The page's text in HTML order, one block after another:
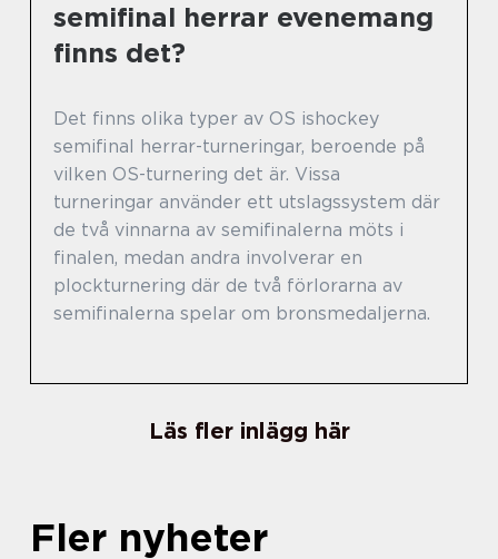
semifinal herrar evenemang
finns det?
Det finns olika typer av OS ishockey
semifinal herrar-turneringar, beroende på
vilken OS-turnering det är. Vissa
turneringar använder ett utslagssystem där
de två vinnarna av semifinalerna möts i
finalen, medan andra involverar en
plockturnering där de två förlorarna av
semifinalerna spelar om bronsmedaljerna.
Läs fler inlägg här
Fler nyheter